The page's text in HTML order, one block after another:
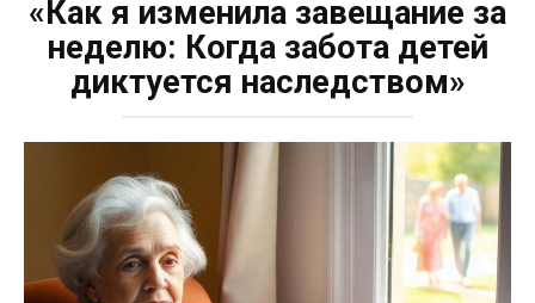
«Как я изменила завещание за
неделю: Когда забота детей
диктуется наследством»